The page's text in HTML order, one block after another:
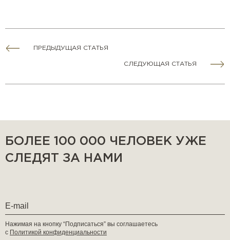
ПРЕДЫДУЩАЯ СТАТЬЯ
СЛЕДУЮЩАЯ СТАТЬЯ
БОЛЕЕ 100 000 ЧЕЛОВЕК УЖЕ
СЛЕДЯТ ЗА НАМИ
Нажимая на кнопку “Подписаться” вы соглашаетесь
с Политикой конфиденциальности